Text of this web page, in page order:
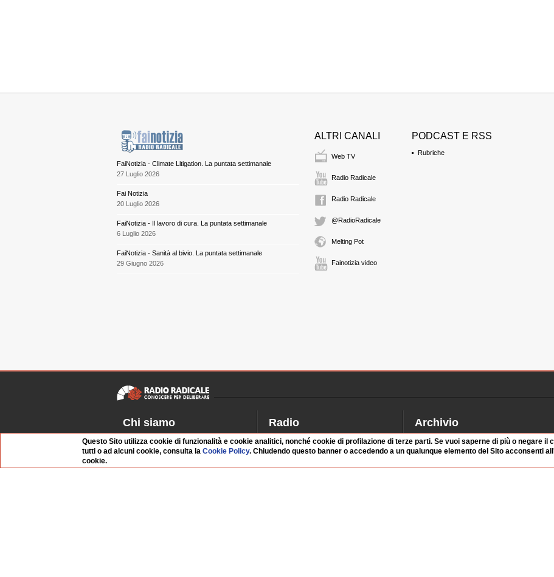
FaiNotizia - Climate Litigation. La puntata settimanale
27 Luglio 2026
Fai Notizia
20 Luglio 2026
FaiNotizia - Il lavoro di cura. La puntata settimanale
6 Luglio 2026
FaiNotizia - Sanità al bivio. La puntata settimanale
29 Giugno 2026
ALTRI CANALI
Web TV
Radio Radicale
Radio Radicale
@RadioRadicale
Melting Pot
Fainotizia video
PODCAST E RSS
Rubriche
Chi siamo
Dossier Radio Radicale
Questo sito
L'Archivio
Radio
Palinsesto
Riascolta
Dirette
Archivio
Videoparlamento
Istituzioni
Dibattiti
Questo Sito utilizza cookie di funzionalità e cookie analitici, nonché cookie di profilazione di terze parti. Se vuoi saperne di più o negare il
tutti o ad alcuni cookie, consulta laCookie Policy. Chiudendo questo banner o accedendo a un qualunque elemento del Sito acconsenti
cookie.